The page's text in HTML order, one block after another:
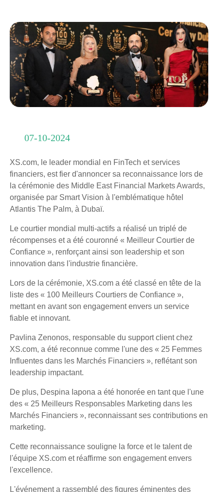
07-10-2024
XS.com, le leader mondial en FinTech et services
financiers, est fier d'annoncer sa reconnaissance lors de
la cérémonie des Middle East Financial Markets Awards,
organisée par Smart Vision à l'emblématique hôtel
Atlantis The Palm, à Dubaï.
Le courtier mondial multi-actifs a réalisé un triplé de
récompenses et a été couronné « Meilleur Courtier de
Confiance », renforçant ainsi son leadership et son
innovation dans l'industrie financière.
Lors de la cérémonie, XS.com a été classé en tête de la
liste des « 100 Meilleurs Courtiers de Confiance »,
mettant en avant son engagement envers un service
fiable et innovant.
Pavlina Zenonos, responsable du support client chez
XS.com, a été reconnue comme l'une des « 25 Femmes
Influentes dans les Marchés Financiers », reflétant son
leadership impactant.
De plus, Despina Iapona a été honorée en tant que l'une
des « 25 Meilleurs Responsables Marketing dans les
Marchés Financiers », reconnaissant ses contributions en
marketing.
Cette reconnaissance souligne la force et le talent de
l'équipe XS.com et réaffirme son engagement envers
l'excellence.
L'événement a rassemblé des figures éminentes des